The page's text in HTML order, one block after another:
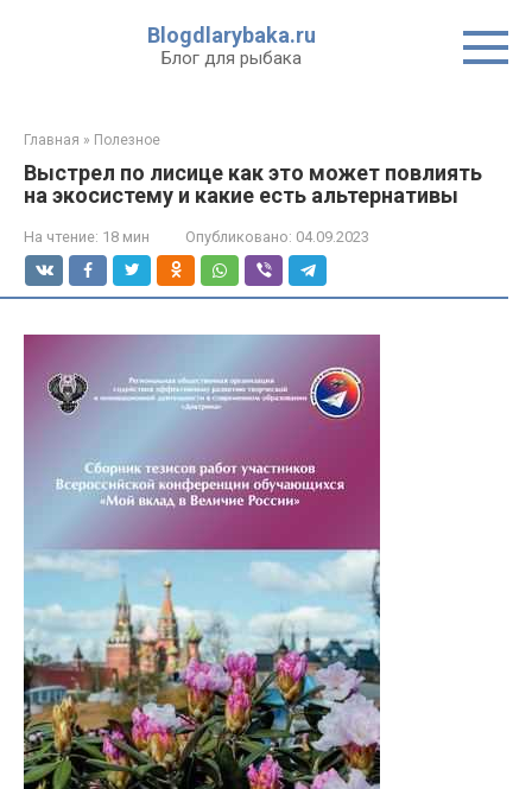
Blogdlarybaka.ru
Блог для рыбака
Главная » Полезное
Выстрел по лисице как это может повлиять
на экосистему и какие есть альтернативы
На чтение: 18 мин Опубликовано: 04.09.2023